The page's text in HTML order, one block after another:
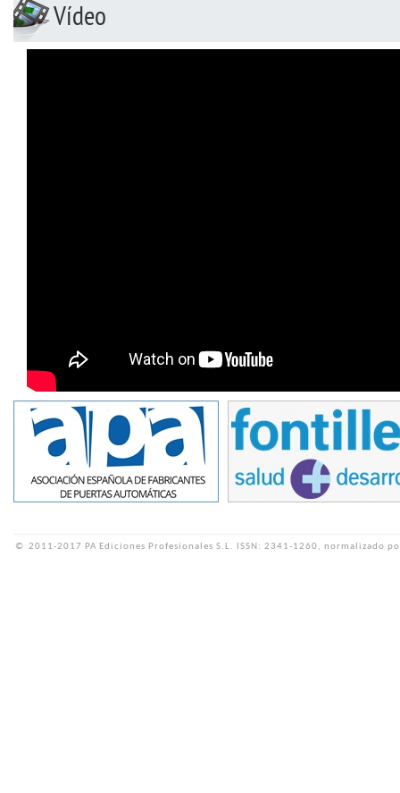
Vídeo
© 2011-2017 PA Ediciones Profesionales S.L. ISSN: 2341-1260, normalizado